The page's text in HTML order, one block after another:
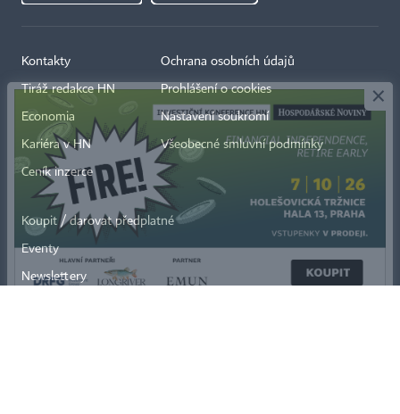
Kontakty
Tiráž redakce HN
Economia
Kariéra v HN
Ceník inzerce
Ochrana osobních údajů
Prohlášení o cookies
Nastavení soukromí
Všeobecné smluvní podmínky
Koupit / darovat předplatné
Eventy
Newslettery